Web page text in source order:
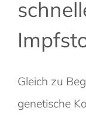
Gleich zu
genetische